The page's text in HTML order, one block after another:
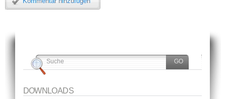
DOWNLOADS